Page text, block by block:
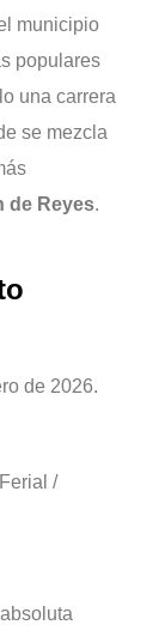
municipio
populares
una carrera
se mezcla
de Reyes.
de 2026.
/